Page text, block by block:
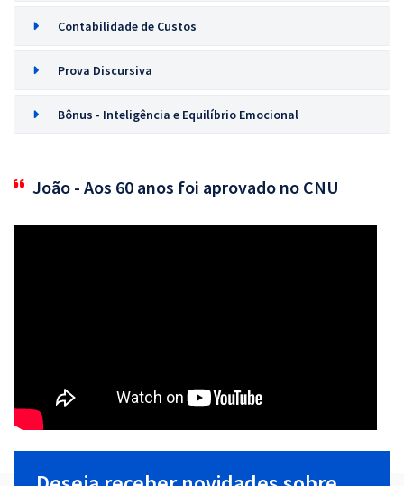
Contabilidade de Custos
Prova Discursiva
Bônus - Inteligência e Equilíbrio Emocional
João - Aos 60 anos foi aprovado no CNU